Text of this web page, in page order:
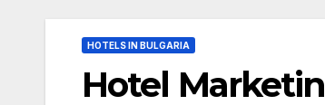
HOTELS IN BULGARIA
Hotel